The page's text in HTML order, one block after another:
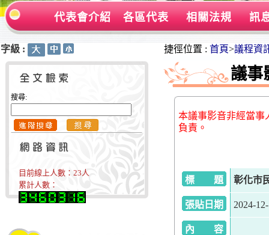
代表會介紹 各區代表 相關法規 訊
字級 :
搜尋:
目前線上人數： 23人
累計人數：
捷徑位置 : 首頁>議程資
議事
本議事影音非經當事
負責。
標 題 彰化市
張貼日期 2024-
內 容